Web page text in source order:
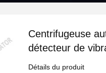
Centrifugeuse
détecteur de
nettoyage
Détails du produit